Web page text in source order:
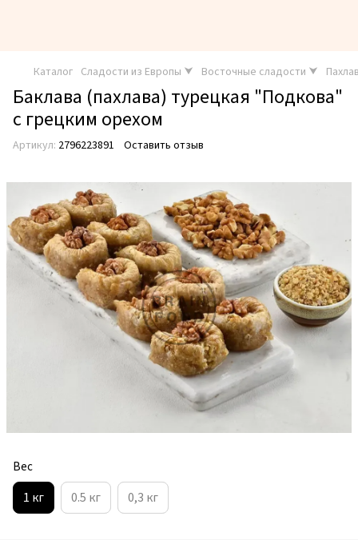
Каталог Сладости из Европы ⮟ Восточные сладости ⮟
Баклава (пахлава) турецкая "Подкова"
с грецким орехом
Артикул: 2796223891 Оставить отзыв
Вес
1 кг 0.5 кг 0,3 кг